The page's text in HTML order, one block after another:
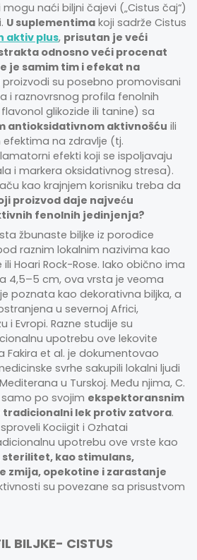
naći biljni čajevi („Cistus čaj“)
U suplementima koji sadrže Cistus
aktiv plus, prisutan je veći
odnosno veći procenat
je samim tim i efekat na
proizvodi su posebno promovisani
i raznovrsnog profila fenolnih
glikozide ili tanine) sa
antioksidativnom aktivnošću ili
na zdravlje (tj.
efekti koji se ispoljavaju
i markera oksidativnog stresa).
kao krajnjem korisniku treba da
proizvod daje najveću
fenolnih jedinjenja?
žbunaste biljke iz porodice
raznim lokalnim nazivima kao
ili Hoari Rock-Rose. Iako obično ima
4,5–5 cm, ova vrsta je veoma
poznata kao dekorativna biljka, a
u severnoj Africi,
i Evropi. Razne studije su
upotrebu ove lekovite
Fakira et al. je dokumentovao
svrhe sakupili lokalni ljudi
u Turskoj. Među njima, C.
po svojim ekspektoransnim
tradicionalni lek protiv zatvora.
Kociigit i Ozhatai
upotrebu ove vrste kao
kao stimulans,
zmija, opekotine i zarastanje
su povezane sa prisustvom
BILJKE- CISTUS